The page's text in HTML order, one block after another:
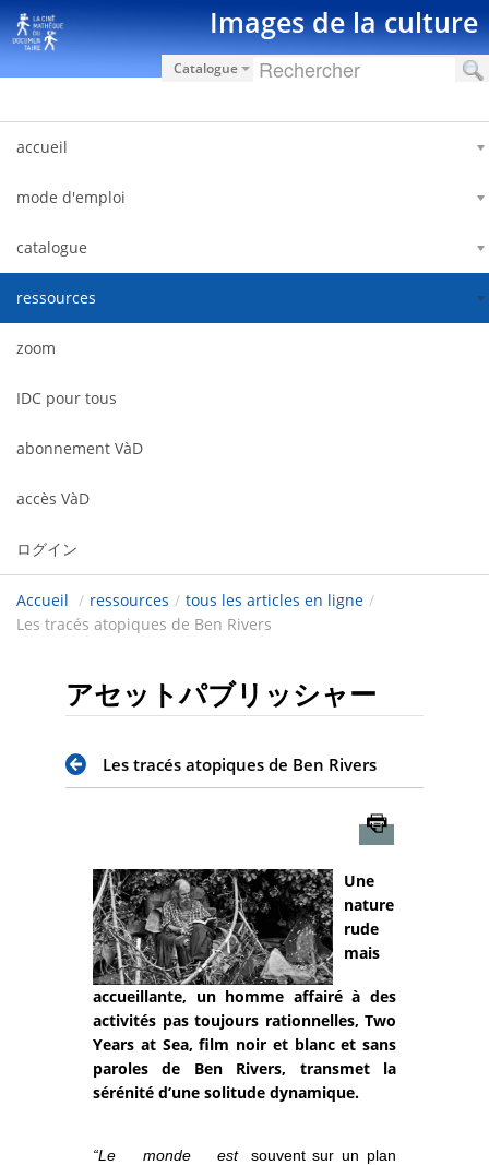
内容へスキップ Images de la culture
Catalogue
accueil
mode d'emploi
catalogue
ressources
zoom
IDC pour tous
abonnement VàD
accès VàD
ログイン
Accueil / ressources / tous les articles en ligne /
Les tracés atopiques de Ben Rivers
アセットパブリッシャー
Les tracés atopiques de Ben Rivers
Une
nature
rude
mais
accueillante, un homme affairé à des
activités pas toujours rationnelles, Two
Years at Sea, film noir et blanc et sans
paroles de Ben Rivers, transmet la
sérénité d’une solitude dynamique.
“Le monde est
souvent sur un plan